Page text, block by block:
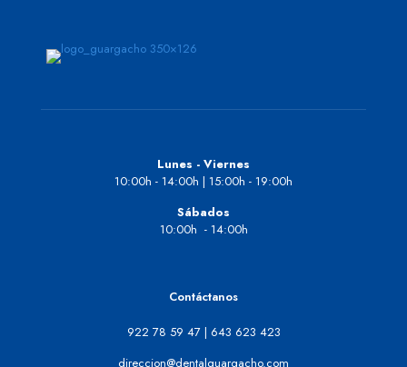
Lunes - Viernes
10:00h - 14:00h | 15:00h - 19:00h
Sábados
10:00h - 14:00h
Contáctanos
922 78 59 47| 643 623 423
direccion@dentalguargacho.com